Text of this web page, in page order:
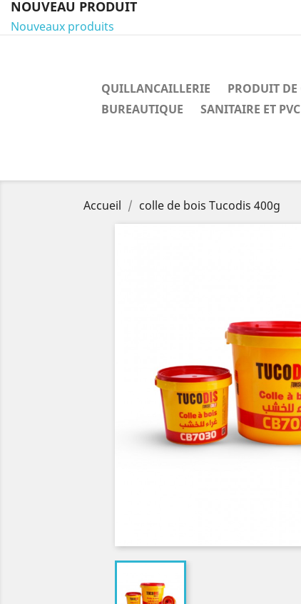
NOUVEAU PRODUIT
Nouveaux produits
QUILLANCAILLERIE
PRODUIT
BUREAUTIQUE
SANITAIRE ET PVC
Accueil colle de bois Tucodis 400g